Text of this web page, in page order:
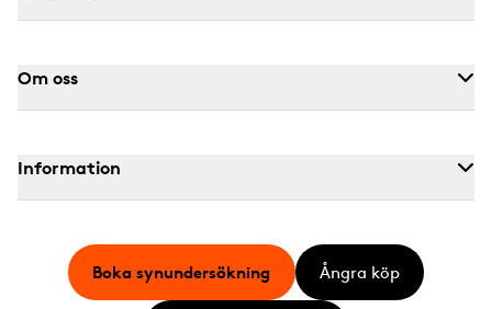
Om oss
Information
Boka synundersökning Ångra köp